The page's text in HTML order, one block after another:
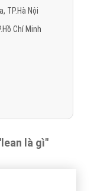
TP.Hà Nội
Chí Minh
là gì"